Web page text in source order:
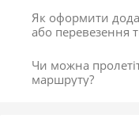
Як оформити
або перевезення
Чи можна
маршруту?